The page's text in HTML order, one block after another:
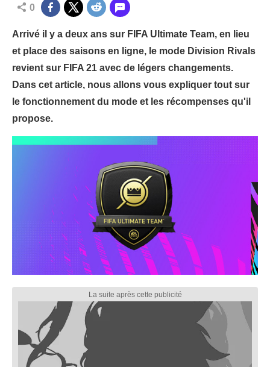
0
Arrivé il y a deux ans sur FIFA Ultimate Team, en lieu
et place des saisons en ligne, le mode Division Rivals
revient sur FIFA 21 avec de légers changements.
Dans cet article, nous allons vous expliquer tout sur
le fonctionnement du mode et les récompenses qu'il
propose.